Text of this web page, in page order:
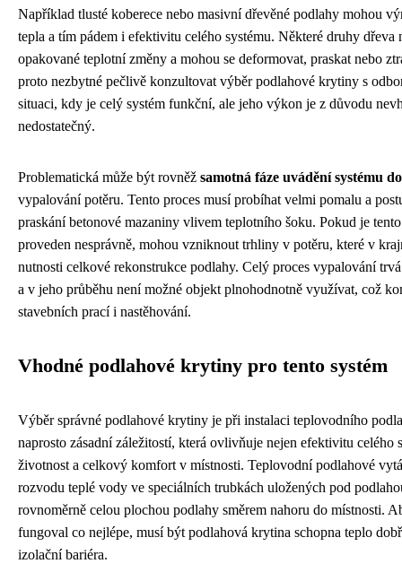
Například tlusté koberece nebo masivní dřevěné podlahy mohou
tepla a tím pádem i efektivitu celého systému. Některé druhy dřeva
opakované teplotní změny a mohou se deformovat, praskat nebo
proto nezbytné pečlivě konzultovat výběr podlahové krytiny s
situaci, kdy je celý systém funkční, ale jeho výkon je z důvodu
nedostatečný.
Problematická může být rovněž samotná fáze uvádění systému
vypalování potěru. Tento proces musí probíhat velmi pomalu a
praskání betonové mazaniny vlivem teplotního šoku. Pokud je
proveden nesprávně, mohou vzniknout trhliny v potěru, které v
nutnosti celkové rekonstrukce podlahy. Celý proces vypalování
a v jeho průběhu není možné objekt plnohodnotně využívat, což
stavebních prací i nastěhování.
Vhodné podlahové krytiny pro tento systém
Výběr správné podlahové krytiny je při instalaci teplovodního
naprosto zásadní záležitostí, která ovlivňuje nejen efektivitu celého
životnost a celkový komfort v místnosti. Teplovodní podlahové
rozvodu teplé vody ve speciálních trubkách uložených pod
rovnoměrně celou plochou podlahy směrem nahoru do místnosti.
fungoval co nejlépe, musí být podlahová krytina schopna teplo
izolační bariéra.